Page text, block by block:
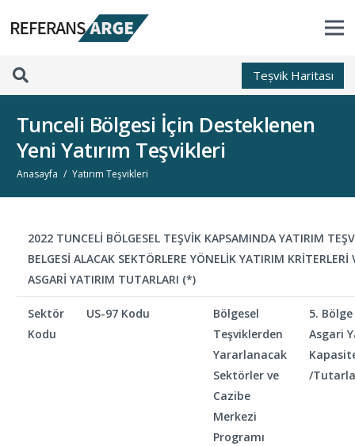
Teșvik Haritası
Tunceli Bölgesi İçin Desteklenen
Yeni Yatırım Teşvikleri
Anasayfa / Yatırım Teşvikleri
2022 TUNCELİ BÖLGESEL TEŞVİK KAPSAMINDA YATIRIM
BELGESİ ALACAK SEKTÖRLERE YÖNELİK YATIRIM KRİTERLERİ
ASGARİ YATIRIM TUTARLARI (*)
Sektör
Kodu
US-97 Kodu
Bölgesel
Teşviklerden
Yararlanacak
Sektörler ve
Cazibe
Merkezi
Programı
5. Bölge
Asgari
/